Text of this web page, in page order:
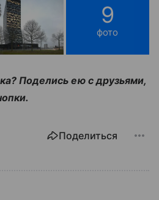
9
фото
Поделись ею с друзьями,
Поделиться